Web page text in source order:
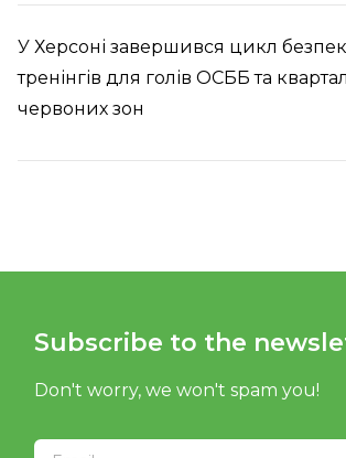
У Херсоні завершився цикл
тренінгів для голів ОСББ та
червоних зон
Subscribe to the
Don't worry, we won't spam you!